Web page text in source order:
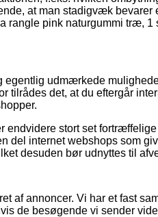
at man stadigvæk
rangle pink naturgummi træ,
egentlig udmærkede
tilrådes det, at du eftergår
endvidere stort set
del internet webshops som
desuden bør udnyttes til
af annoncer. Vi har et fast
de besøgende vi sender